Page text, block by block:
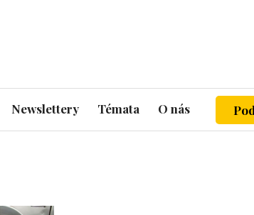
Newslettery Témata O nás